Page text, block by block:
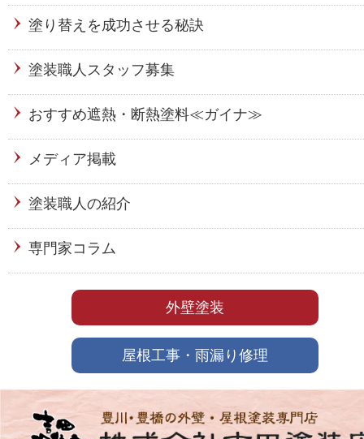
塗り替えを成功させる秘訣
塗装職人スタッフ募集
おすすめ遮熱・断熱塗料≪ガイナ≫
メディア掲載
塗装職人の紹介
専門家コラム
外壁塗装
屋根工事・雨漏り修理